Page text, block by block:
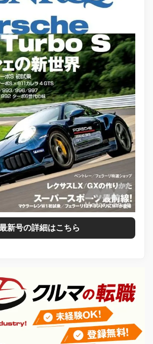
新号の詳細はこちら